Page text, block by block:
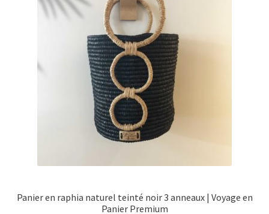
Panier en raphia naturel teinté noir 3 anneaux | Voyage en
Panier Premium